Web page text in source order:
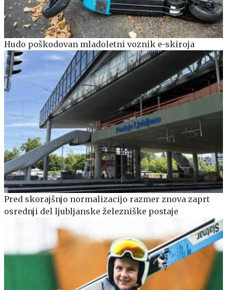
Hudo poškodovan mladoletni voznik e-skiroja
Pred skorajšnjo normalizacijo razmer znova zaprt
osrednji del ljubljanske železniške postaje